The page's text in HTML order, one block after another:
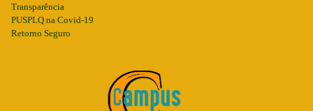
Transparência
PUSPLQ na Covid-19
Retorno Seguro